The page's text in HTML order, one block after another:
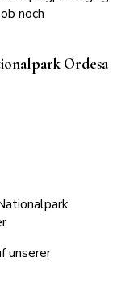
noch
Ordesa